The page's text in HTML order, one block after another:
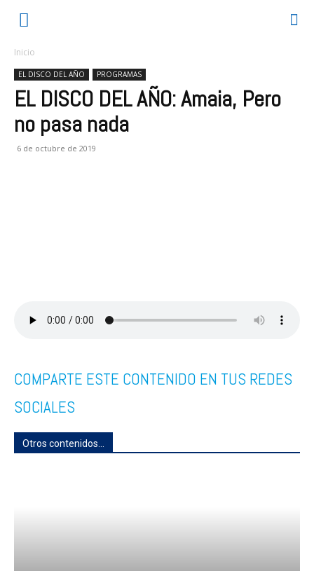
Inicio
EL DISCO DEL AÑO PROGRAMAS
EL DISCO DEL AÑO: Amaia, Pero
no pasa nada
6 de octubre de 2019
COMPARTE ESTE CONTENIDO EN TUS REDES
SOCIALES
Otros contenidos...